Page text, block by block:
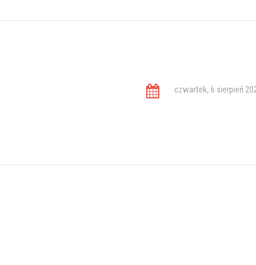
czwartek, 6 sierpień